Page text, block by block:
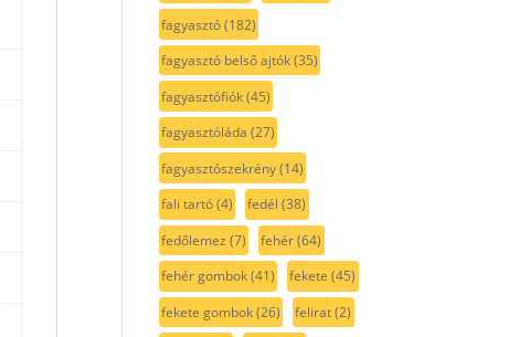
fagyasztó(182)
fagyasztó belső ajtók(35)
fagyasztófiók(45)
fagyasztóláda (27)
fagyasztószekrény(14)
fali tartó(4) fedél (38)
fedőlemez (7) fehér(64)
fehér gombok(41) fekete (45)
fekete gombok(26) felirat(2)